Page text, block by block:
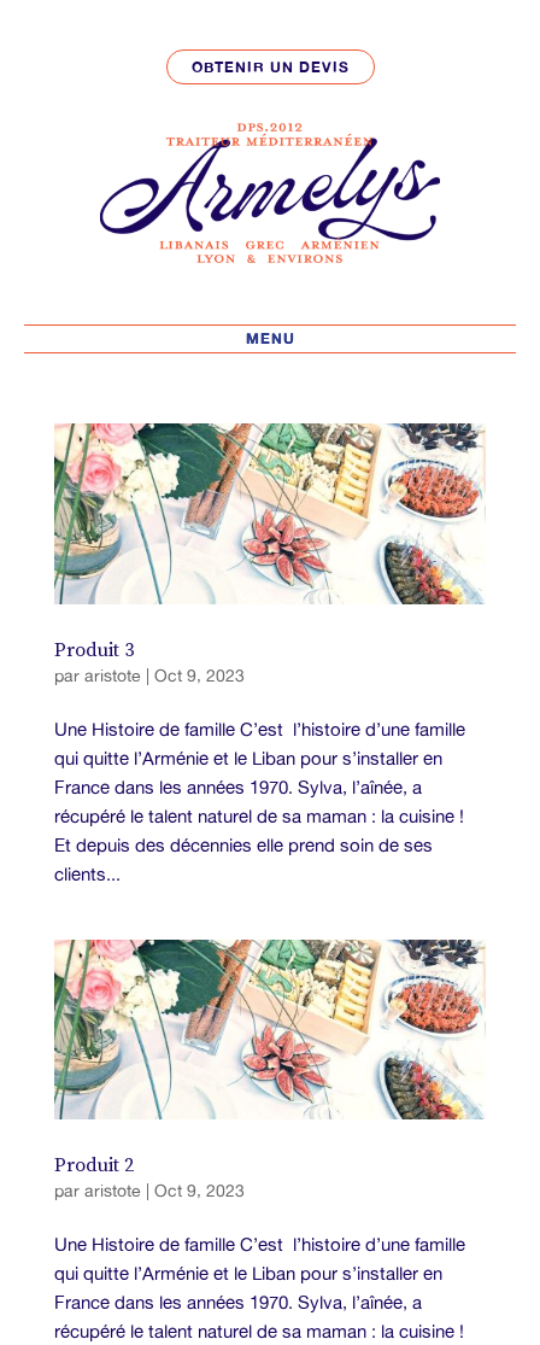
OBTENIR UN DEVIS
Produit 3
par aristote | Oct 9, 2023
Une Histoire de famille C’est l’histoire d’une famille
qui quitte l’Arménie et le Liban pour s’installer en
France dans les années 1970. Sylva, l’aînée, a
récupéré le talent naturel de sa maman : la cuisine !
Et depuis des décennies elle prend soin de ses
clients...
Produit 2
par aristote | Oct 9, 2023
Une Histoire de famille C’est l’histoire d’une famille
qui quitte l’Arménie et le Liban pour s’installer en
France dans les années 1970. Sylva, l’aînée, a
récupéré le talent naturel de sa maman : la cuisine !